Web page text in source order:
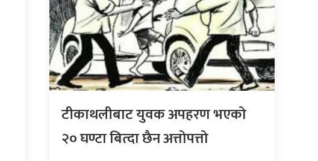
टीकाथलीबाट युवक अपहरण भएको
२० घण्टा बित्दा छैन अत्तोपत्तो